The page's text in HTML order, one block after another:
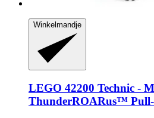
Winkelmandje
LEGO 42200 Technic -​
ThunderROARus™